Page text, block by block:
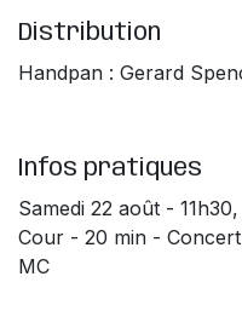
Distribution
Handpan : Gerard
Infos pratiques
Samedi 22 août -
Cour - 20 min -
MC